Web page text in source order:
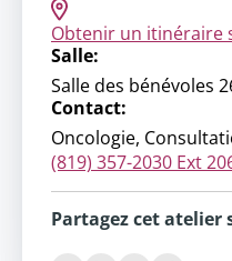
Obtenir un itinéraire
Salle:
Salle des bénévoles
Contact:
Oncologie,
(819) 357-2030 Ext
Partagez cet atelier